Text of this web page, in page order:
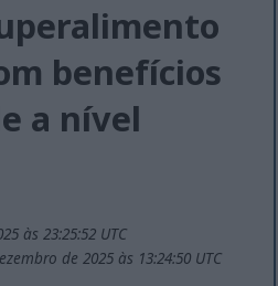
benefícios
a nível
às 23:25:52 UTC
de 2025 às 13:24:50 UTC